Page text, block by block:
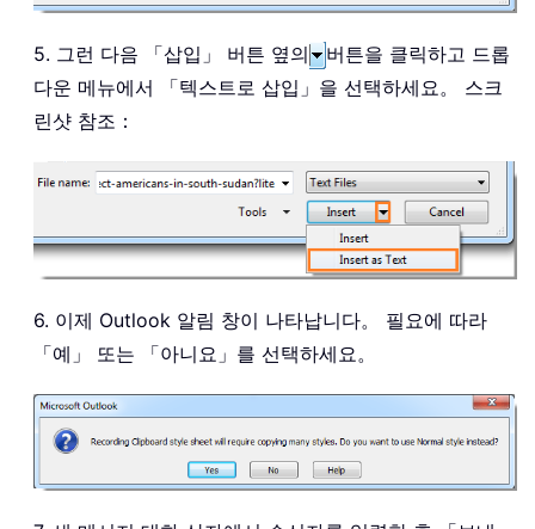
5. 그런 다음 「삽입」 버튼 옆의
버튼을 클릭하고 드롭
다운 메뉴에서 「텍스트로 삽입」을 선택하세요。 스크
린샷 참조：
6. 이제 Outlook 알림 창이 나타납니다。 필요에 따라
「예」 또는 「아니요」를 선택하세요。